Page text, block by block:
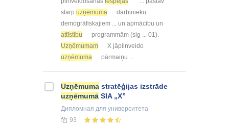
starp uzņēmuma
darbinieku
demogrāfiskajiem ... un apmācību un
attīstību
programmām (sig ... 01).
Uzņēmumam
X jāpilnveido
uzņēmuma
pārmaiņu ...
Uzņēmuma stratēģijas izstrāde
uzņēmumā SIA „X”
Дипломная для университета
93